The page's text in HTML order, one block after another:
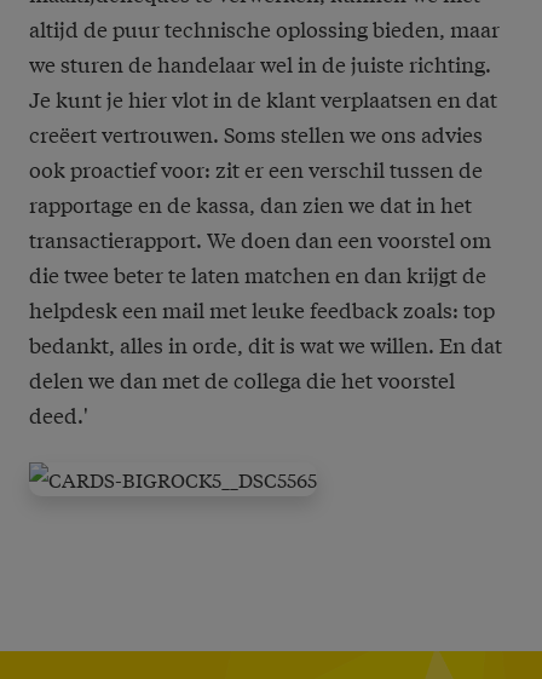
altijd de puur technische oplossing bieden, maar
we sturen de handelaar wel in de juiste richting.
Je kunt je hier vlot in de klant verplaatsen en dat
creëert vertrouwen. Soms stellen we ons advies
ook proactief voor: zit er een verschil tussen de
rapportage en de kassa, dan zien we dat in het
transactierapport. We doen dan een voorstel om
die twee beter te laten matchen en dan krijgt de
helpdesk een mail met leuke feedback zoals: top
bedankt, alles in orde, dit is wat we willen. En dat
delen we dan met de collega die het voorstel
deed.'